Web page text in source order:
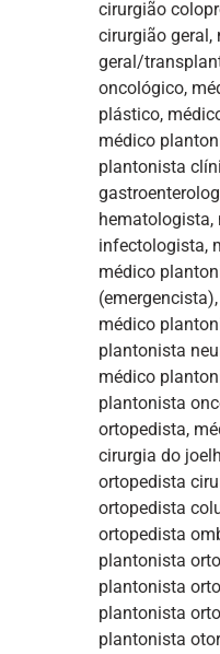
cirurgião
cirurgião
geral/
oncológico,
plástico,
médico
plantonista
infectologista,
médico
médico
plantonista
médico
plantonista
ortopedista,
cirurgia do
ortopedista
ortopedista
ortopedista
plantonista
plantonista
plantonista
plantonista